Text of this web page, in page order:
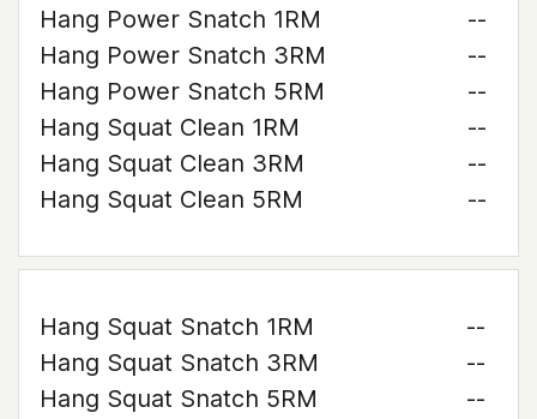
Hang Power Snatch 1RM
--
Hang Power Snatch 3RM
--
Hang Power Snatch 5RM
--
Hang Squat Clean 1RM
--
Hang Squat Clean 3RM
--
Hang Squat Clean 5RM
--
Hang Squat Snatch 1RM
--
Hang Squat Snatch 3RM
--
Hang Squat Snatch 5RM
--